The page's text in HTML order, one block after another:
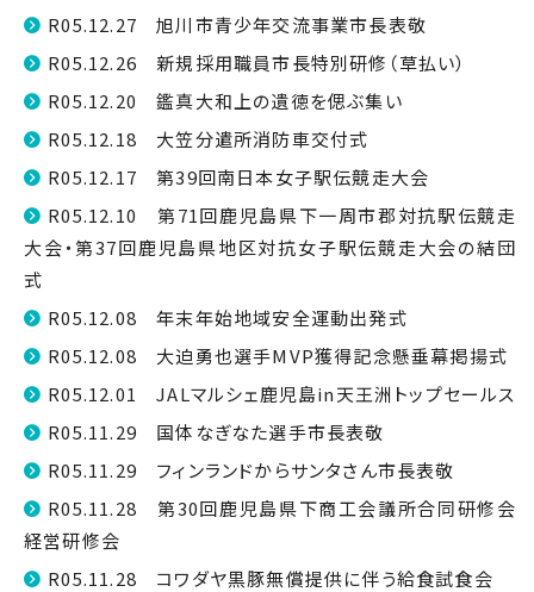
R05.12.27 旭川市青少年交流事業市長表敬
R05.12.26 新規採用職員市長特別研修（草払い）
R05.12.20 鑑真大和上の遺徳を偲ぶ集い
R05.12.18 大笠分遣所消防車交付式
R05.12.17 第39回南日本女子駅伝競走大会
R05.12.10 第71回鹿児島県下一周市郡対抗駅伝競走
大会・第37回鹿児島県地区対抗女子駅伝競走大会の結団
式
R05.12.08 年末年始地域安全運動出発式
R05.12.08 大迫勇也選手MVP獲得記念懸垂幕掲揚式
R05.12.01 JALマルシェ鹿児島in天王洲トップセールス
R05.11.29 国体なぎなた選手市長表敬
R05.11.29 フィンランドからサンタさん市長表敬
R05.11.28 第30回鹿児島県下商工会議所合同研修会
経営研修会
R05.11.28 コワダヤ黒豚無償提供に伴う給食試食会